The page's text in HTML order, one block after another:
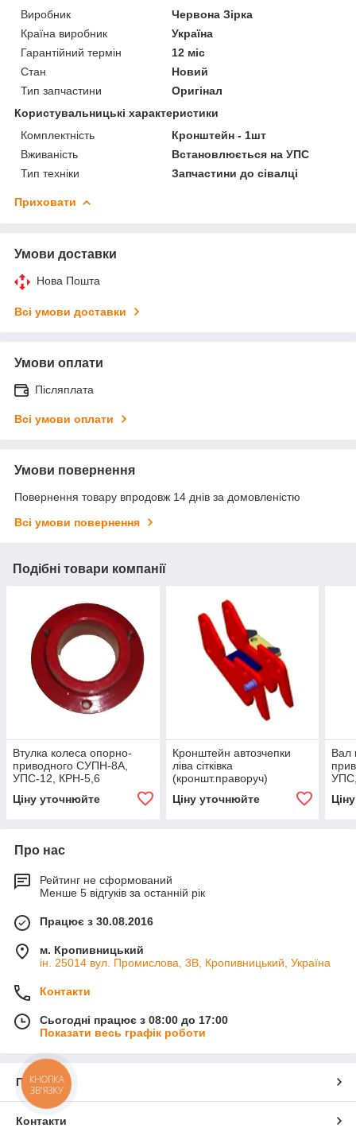
Виробник
Червона Зірка
Країна виробник
Україна
Гарантійний термін
12 міс
Стан
Новий
Тип запчастини
Оригінал
Користувальницькі характеристики
Комплектність
Кронштейн - 1шт
Вживаність
Встановлюється на УПС
Тип техніки
Запчастини до сівалці
Приховати
Умови доставки
Нова Пошта
Всі умови доставки
Умови оплати
Післяплата
Всі умови оплати
Умови повернення
Повернення товару впродовж 14 днів за домовленістю
Всі умови повернення
Подібні товари компанії
Втулка колеса опорно-
приводного СУПН-8А,
УПС-12, КРН-5,6
Ціну уточнюйте
Кронштейн автозчепки
ліва сітківка
(кроншт.праворуч)
Ціну уточнюйте
Вал
Про нас
Рейтинг не сформований
Менше 5 відгуків за останній рік
Працює з 30.08.2016
м. Кропивницький
ін. 25014 вул. Промислова, 3В, Кропивницький, Україна
Контакти
Сьогодні працює з 08:00 до 17:00
Показати весь графік роботи
Про нас
Контакти
КНОПКА
ЗВ'ЯЗКУ